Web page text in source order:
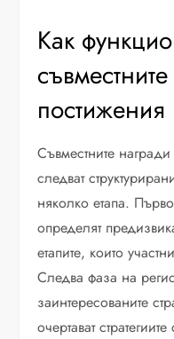
Как
постижения
Съвместните
следват
няколко етапа.
определят
етапите, които
Следва фаза на
заинтересованите
очертават